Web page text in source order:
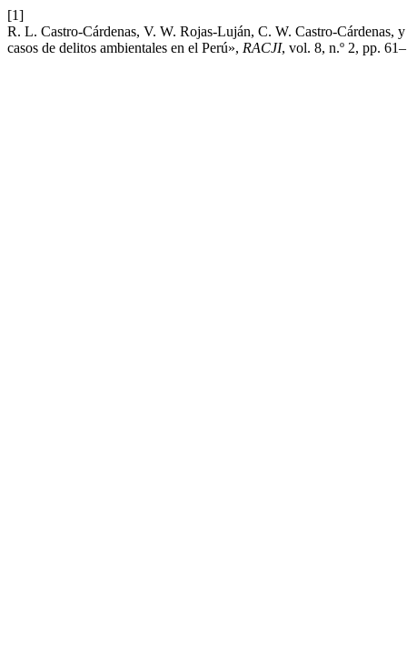
[1]
R. L. Castro-Cárdenas, V. W. Rojas-Luján, C. W. Castro-Cárdenas,
casos de delitos ambientales en el Perú», RACJI, vol. 8, n.º 2, pp.